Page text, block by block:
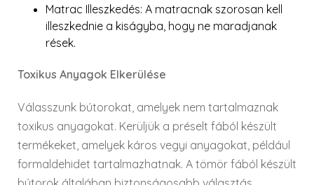
Matrac Illeszkedés: A matracnak szorosan kell
illeszkednie a kiságyba, hogy ne maradjanak
rések.
Toxikus Anyagok Elkerülése
Válasszunk bútorokat, amelyek nem tartalmaznak
toxikus anyagokat. Kerüljük a préselt fából készült
termékeket, amelyek káros vegyi anyagokat, például
formaldehidet tartalmazhatnak. A tömör fából készült